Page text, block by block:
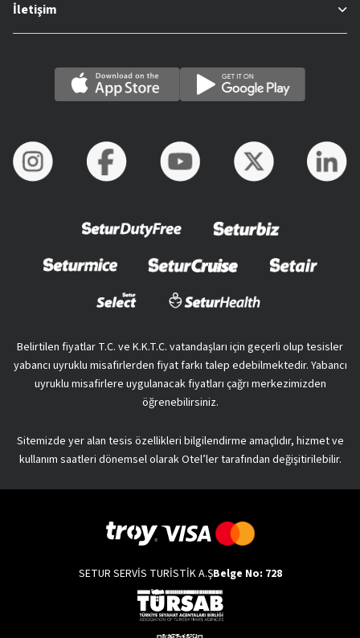
İletişim
Belirtilen fiyatlar T.C. ve K.K.T.C. vatandaşları için geçerli olup tesisler
yabancı uyruklu misafirlerden fiyat farkı talep edebilmektedir. Yabancı
uyruklu misafirlere uygulanacak fiyatları çağrı merkezimizden
öğrenebilirsiniz.
Sitemizde yer alan tesis özellikleri bilgilendirme amaçlıdır, hizmet ve
kullanım saatleri dönemsel olarak Otel’ler tarafından değişitirilebilir.
SETUR SERVİS TURİSTİK A.ŞBelge No: 728